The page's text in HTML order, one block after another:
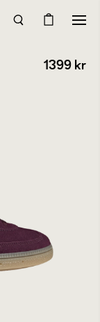
1399 kr